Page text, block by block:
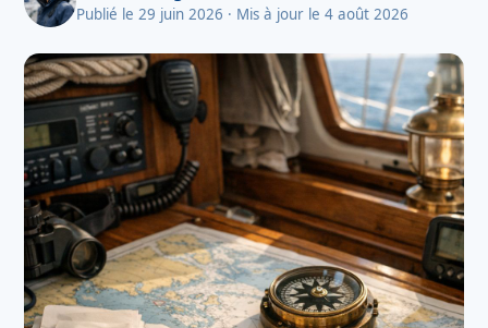
Publié le 29 juin 2026 · Mis à jour le 4 août 2026